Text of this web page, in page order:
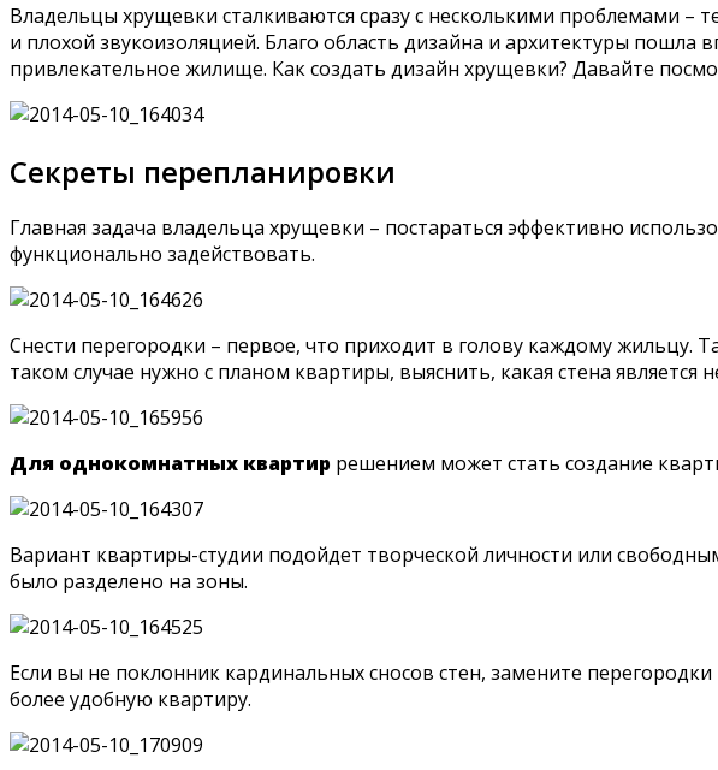
Владельцы хрущевки сталкиваются сразу с несколькими проблемами
и плохой звукоизоляцией. Благо область дизайна и архитектуры
привлекательное жилище. Как создать дизайн хрущевки? Давайте
Секреты перепланировки
Главная задача владельца хрущевки – постараться эффективно
функционально задействовать.
Снести перегородки – первое, что приходит в голову каждому жильцу.
таком случае нужно с планом квартиры, выяснить, какая стена
Для однокомнатных квартир решением может стать создание
Вариант квартиры-студии подойдет творческой личности или
было разделено на зоны.
Если вы не поклонник кардинальных сносов стен, замените
более удобную квартиру.